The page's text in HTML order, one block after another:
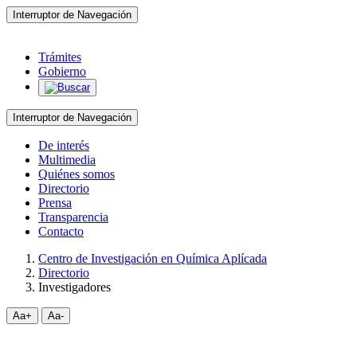
Interruptor de Navegación
Trámites
Gobierno
Interruptor de Navegación
De interés
Multimedia
Quiénes somos
Directorio
Prensa
Transparencia
Contacto
Centro de Investigación en Química Aplícada
Directorio
Investigadores
Aa+ Aa-